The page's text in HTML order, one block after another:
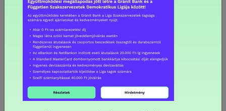
kapcsolatosan vegyes a kép: az idei év elején
tapasztalt óriási inflációs meglepetésre talán nem kell
számítani, hiszen a forint árfolyama most ellentétes
pályát járt be. Az erősödő forint mellett valószínűleg
nem nyomják majd meg az átárazásnál úgy a ceruzát
a gazdasági szereplők, mint egy jelentősebb
árfolyamgyengülés után. Szintén kedvező fejlemény,
hogy az energiaárak alacsony szinten vannak.